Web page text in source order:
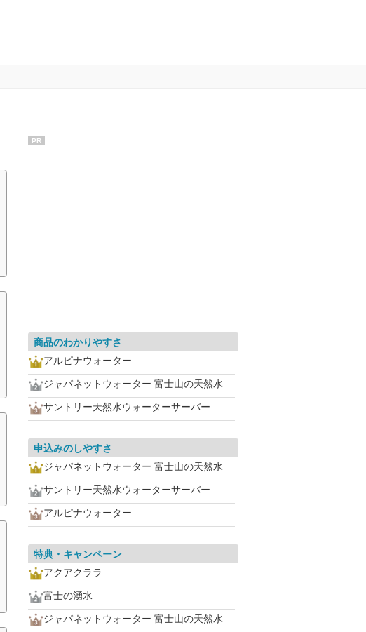
PR
商品のわかりやすさ
アルピナウォーター
ジャパネットウォーター 富士山の天然水
サントリー天然水ウォーターサーバー
申込みのしやすさ
ジャパネットウォーター 富士山の天然水
サントリー天然水ウォーターサーバー
アルピナウォーター
特典・キャンペーン
アクアクララ
富士の湧水
ジャパネットウォーター 富士山の天然水